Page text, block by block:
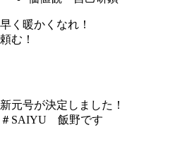
早く暖かくなれ！
頼む！
新元号が決定しました！
＃SAIYU 飯野です